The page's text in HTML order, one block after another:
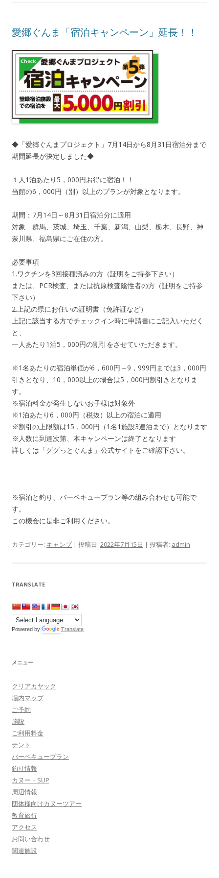
愛郷ぐんま「宿泊キャンペーン」延長！！
◆「愛郷ぐんまプロジェクト」7月14日から8月31日宿泊分まで
期間延長が決定しました◆
１人1泊あたり5，000円お得に宿泊！！
当館の6，000円（別）以上のプランが対象となります。
期間：7月14日～8月31日宿泊分に適用
対象 群馬、茨城、埼玉、千葉、新潟、山梨、栃木、長野、神
奈川県、福島県にご在住の方。
必要事項
1.ワクチンを3回接種済みの方（証明をご持参下さい）
または、PCR検査、または抗原検査陰性者の方（証明をご持参
下さい）
2.上記の県にお住いの証明書（免許証など）
上記に該当する方でチェックイン時に申請書にご記入いただく
と、
一人あたり1泊5，000円の割引をさせていただきます。
※1名あたりの宿泊単価が6，600円～9，999円までは3，000円
引きとなり、10，000以上の場合は5，000円割引きとなりま
す。
※宿泊料金が発生しないお子様は対象外
※1泊あたり6，000円（税抜）以上の宿泊に適用
※割引の上限額は15，000円（1名1施設3連泊まで）となります
※人数に到達次第、本キャンペーンは終了となります
詳しくは「ググっとぐんま」公式サイトをご確認下さい。
※宿泊と釣り、バーベキュープラン等の組み合わせも可能で
す。
この機会に是非ご利用ください。
カテゴリー: キャンプ| 投稿日: 2022年7月15日 | 投稿者: admin
TRANSLATE
Powered by Translate
メニュー
クリアカヤック
場内マップ
ご予約
施設
ご利用料金
テント
バーベキュープラン
釣り情報
カヌー・SUP
周辺情報
団体様向けカヌーツアー
教育旅行
アクセス
お問い合わせ
関連施設